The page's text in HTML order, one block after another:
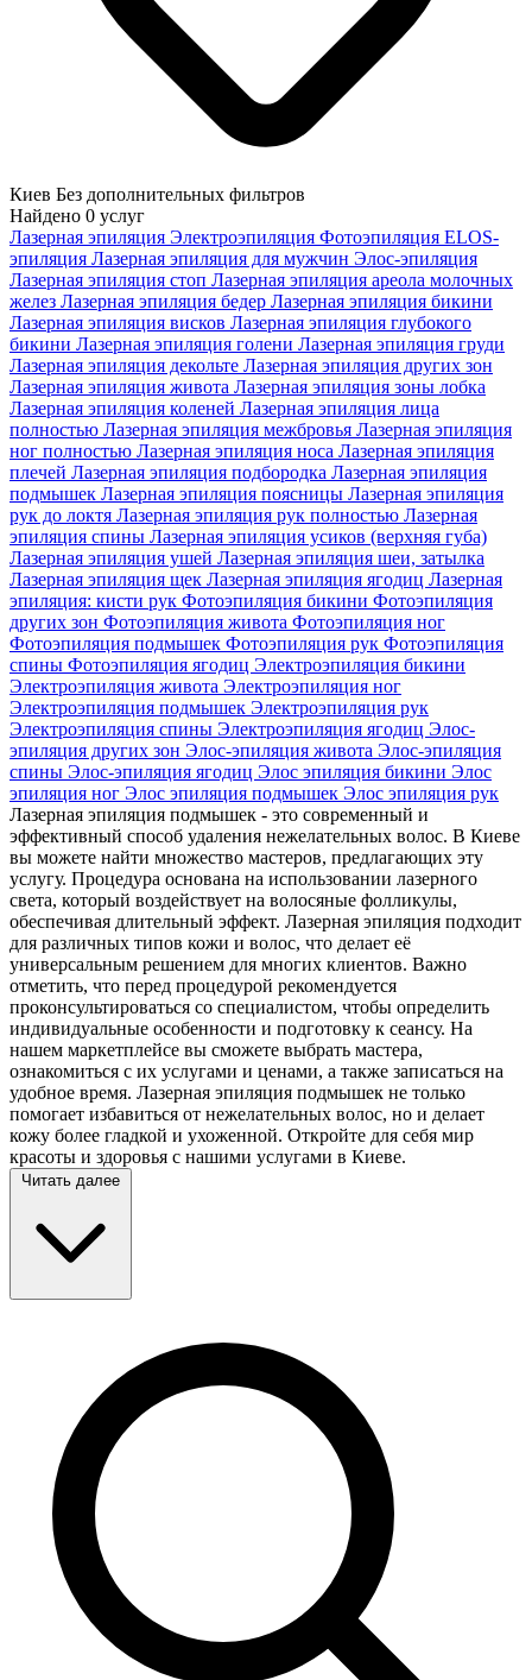
Киев Без дополнительных фильтров
Найдено 0 услуг
Лазерная эпиляция Электроэпиляция Фотоэпиляция ELOS-
эпиляция Лазерная эпиляция для мужчин Элос-эпиляция
Лазерная эпиляция cтоп Лазерная эпиляция ареола молочных
желез Лазерная эпиляция бедер Лазерная эпиляция бикини
Лазерная эпиляция висков Лазерная эпиляция глубокого
бикини Лазерная эпиляция голени Лазерная эпиляция груди
Лазерная эпиляция декольте Лазерная эпиляция других зон
Лазерная эпиляция живота Лазерная эпиляция зоны лобка
Лазерная эпиляция коленей Лазерная эпиляция лица
полностью Лазерная эпиляция межбровья Лазерная эпиляция
ног полностью Лазерная эпиляция носа Лазерная эпиляция
плечей Лазерная эпиляция подбородка Лазерная эпиляция
подмышек Лазерная эпиляция поясницы Лазерная эпиляция
рук до локтя Лазерная эпиляция рук полностью Лазерная
эпиляция спины Лазерная эпиляция усиков (верхняя губа)
Лазерная эпиляция ушей Лазерная эпиляция шеи, затылка
Лазерная эпиляция щек Лазерная эпиляция ягодиц Лазерная
эпиляция: кисти рук Фотоэпиляция бикини Фотоэпиляция
других зон Фотоэпиляция живота Фотоэпиляция ног
Фотоэпиляция подмышек Фотоэпиляция рук Фотоэпиляция
спины Фотоэпиляция ягодиц Электроэпиляция бикини
Электроэпиляция живота Электроэпиляция ног
Электроэпиляция подмышек Электроэпиляция рук
Электроэпиляция спины Электроэпиляция ягодиц Элос-
эпиляция других зон Элос-эпиляция живота Элос-эпиляция
спины Элос-эпиляция ягодиц Элос эпиляция бикини Элос
эпиляция ног Элос эпиляция подмышек Элос эпиляция рук
Лазерная эпиляция подмышек - это современный и
эффективный способ удаления нежелательных волос. В Киеве
вы можете найти множество мастеров, предлагающих эту
услугу. Процедура основана на использовании лазерного
света, который воздействует на волосяные фолликулы,
обеспечивая длительный эффект. Лазерная эпиляция подходит
для различных типов кожи и волос, что делает её
универсальным решением для многих клиентов. Важно
отметить, что перед процедурой рекомендуется
проконсультироваться со специалистом, чтобы определить
индивидуальные особенности и подготовку к сеансу. На
нашем маркетплейсе вы сможете выбрать мастера,
ознакомиться с их услугами и ценами, а также записаться на
удобное время. Лазерная эпиляция подмышек не только
помогает избавиться от нежелательных волос, но и делает
кожу более гладкой и ухоженной. Откройте для себя мир
красоты и здоровья с нашими услугами в Киеве.
Читать далее